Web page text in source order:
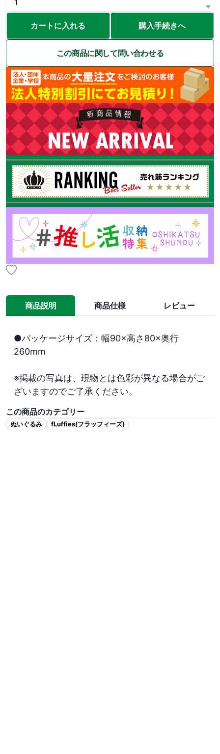
カートに入れる 購入手続きへ
この商品に関して問い合わせる
商品説明 商品仕様 レビュー
●パッケージサイズ：幅90×高さ80×奥行
260mm
※掲載の写真は、現物とは色彩が異なる場合がご
ざいますのでご了承ください。
この商品のカテゴリー
ぬいぐるみ fLuffies(フラッフィーズ)